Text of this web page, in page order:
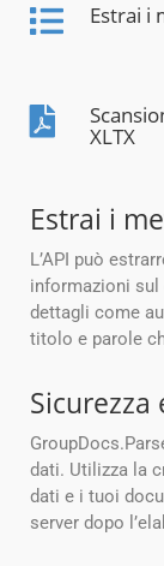
Estrai i
XLTX
Estrai i
L’API può
informazioni
dettagli come
titolo e parole
Sicurezza
dati. Utilizza la
dati e i tuoi
server dopo